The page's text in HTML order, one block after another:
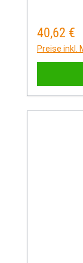
Regulärer
40,62 €
Preise inkl.